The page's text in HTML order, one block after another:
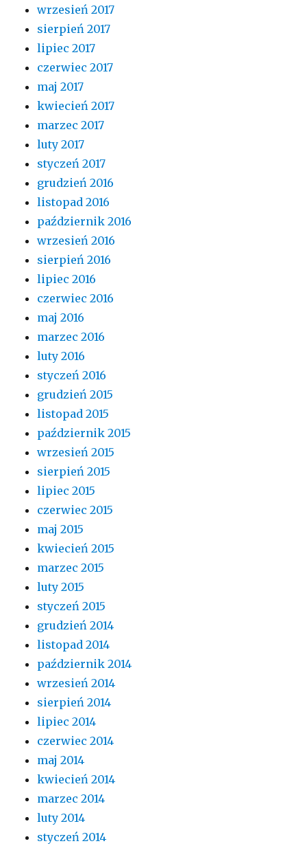
wrzesień 2017
sierpień 2017
lipiec 2017
czerwiec 2017
maj 2017
kwiecień 2017
marzec 2017
luty 2017
styczeń 2017
grudzień 2016
listopad 2016
październik 2016
wrzesień 2016
sierpień 2016
lipiec 2016
czerwiec 2016
maj 2016
marzec 2016
luty 2016
styczeń 2016
grudzień 2015
listopad 2015
październik 2015
wrzesień 2015
sierpień 2015
lipiec 2015
czerwiec 2015
maj 2015
kwiecień 2015
marzec 2015
luty 2015
styczeń 2015
grudzień 2014
listopad 2014
październik 2014
wrzesień 2014
sierpień 2014
lipiec 2014
czerwiec 2014
maj 2014
kwiecień 2014
marzec 2014
luty 2014
styczeń 2014